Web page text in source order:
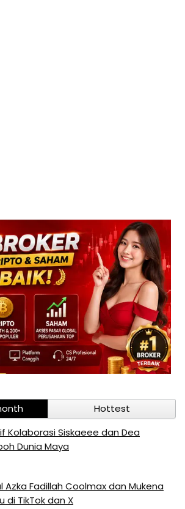
Hottest
Kolaborasi Siskaeee dan Dea
Dunia Maya
Azka Fadillah Coolmax dan Mukena
di TikTok dan X